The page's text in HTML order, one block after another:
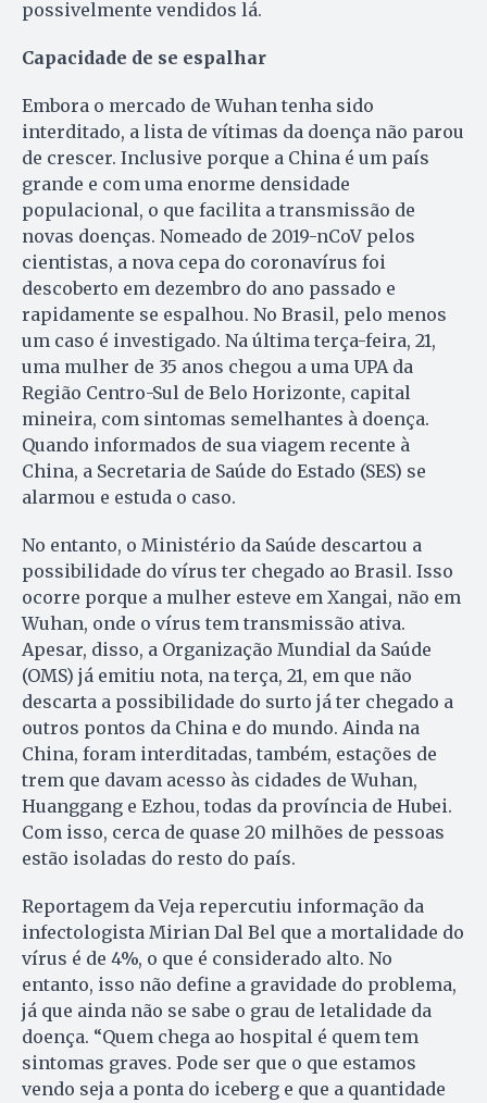
possivelmente vendidos lá.
Capacidade de se espalhar
Embora o mercado de Wuhan tenha sido
interditado, a lista de vítimas da doença não parou
de crescer. Inclusive porque a China é um país
grande e com uma enorme densidade
populacional, o que facilita a transmissão de
novas doenças. Nomeado de 2019-nCoV pelos
cientistas, a nova cepa do coronavírus foi
descoberto em dezembro do ano passado e
rapidamente se espalhou. No Brasil, pelo menos
um caso é investigado. Na última terça-feira, 21,
uma mulher de 35 anos chegou a uma UPA da
Região Centro-Sul de Belo Horizonte, capital
mineira, com sintomas semelhantes à doença.
Quando informados de sua viagem recente à
China, a Secretaria de Saúde do Estado (SES) se
alarmou e estuda o caso.
No entanto, o Ministério da Saúde descartou a
possibilidade do vírus ter chegado ao Brasil. Isso
ocorre porque a mulher esteve em Xangai, não em
Wuhan, onde o vírus tem transmissão ativa.
Apesar, disso, a Organização Mundial da Saúde
(OMS) já emitiu nota, na terça, 21, em que não
descarta a possibilidade do surto já ter chegado a
outros pontos da China e do mundo. Ainda na
China, foram interditadas, também, estações de
trem que davam acesso às cidades de Wuhan,
Huanggang e Ezhou, todas da província de Hubei.
Com isso, cerca de quase 20 milhões de pessoas
estão isoladas do resto do país.
Reportagem da Veja repercutiu informação da
infectologista Mirian Dal Bel que a mortalidade do
vírus é de 4%, o que é considerado alto. No
entanto, isso não define a gravidade do problema,
já que ainda não se sabe o grau de letalidade da
doença. “Quem chega ao hospital é quem tem
sintomas graves. Pode ser que o que estamos
vendo seja a ponta do iceberg e que a quantidade